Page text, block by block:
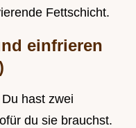
Fettschicht.
einfrieren
hast zwei
du sie brauchst.